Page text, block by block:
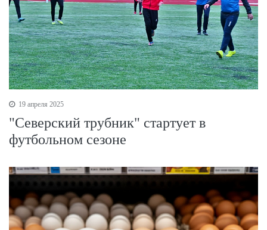
19 апреля 2025
"Северский трубник" стартует в
футбольном сезоне